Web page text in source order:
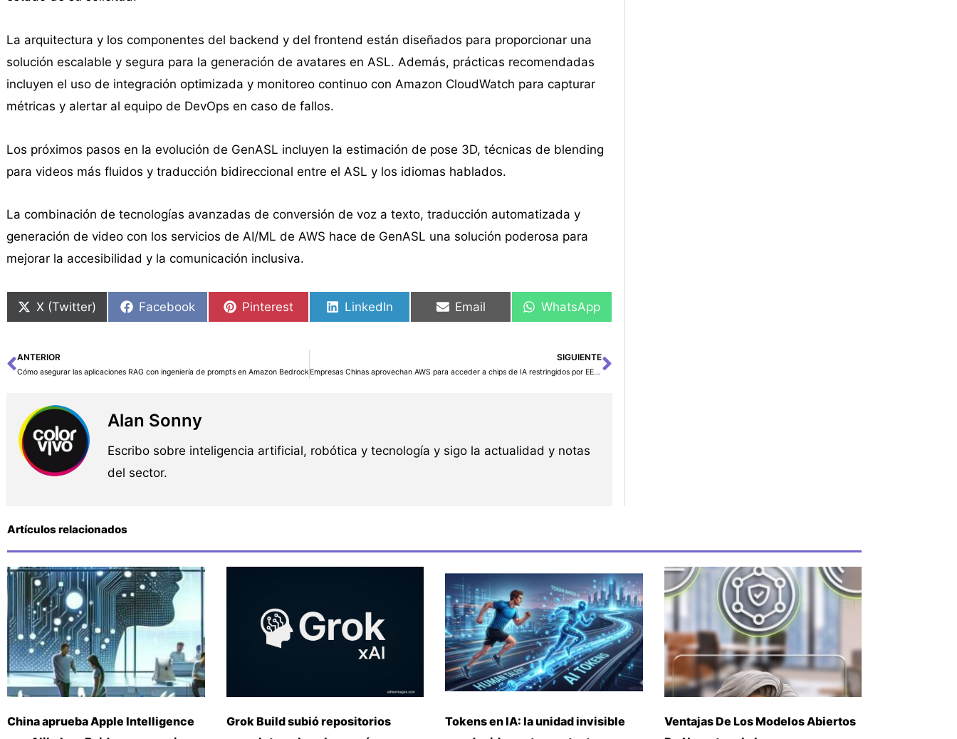
La arquitectura y los componentes del backend y del frontend están diseñados para proporcionar una
solución escalable y segura para la generación de avatares en ASL. Además, prácticas recomendadas
incluyen el uso de integración optimizada y monitoreo continuo con Amazon CloudWatch para capturar
métricas y alertar al equipo de DevOps en caso de fallos.
Los próximos pasos en la evolución de GenASL incluyen la estimación de pose 3D, técnicas de blending
para videos más fluidos y traducción bidireccional entre el ASL y los idiomas hablados.
La combinación de tecnologías avanzadas de conversión de voz a texto, traducción automatizada y
generación de video con los servicios de AI/ML de AWS hace de GenASL una solución poderosa para
mejorar la accesibilidad y la comunicación inclusiva.
X (Twitter) Facebook Pinterest LinkedIn Email WhatsApp
Ant
ANTERIOR
Cómo asegurar las aplicaciones RAG con ingeniería de prompts en Amazon Bedrock
SIGUIENTE
Empresas Chinas aprovechan AWS para acceder a chips de IA restringidos por EE.UU.Siguiente
Alan Sonny
Escribo sobre inteligencia artificial, robótica y tecnología y sigo la actualidad y notas
del sector.
Artículos relacionados
China aprueba Apple Intelligence
Grok Build subió repositorios
Tokens en IA: la unidad invisible
Ventajas De Los Modelos Abiertos